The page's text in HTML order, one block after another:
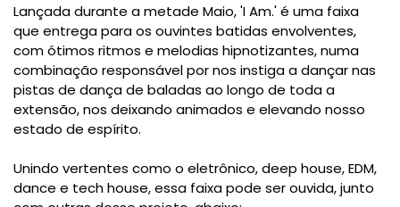
Lançada durante a metade Maio, 'I Am.' é uma faixa
que entrega para os ouvintes batidas envolventes,
com ótimos ritmos e melodias hipnotizantes, numa
combinação responsável por nos instiga a dançar nas
pistas de dança de baladas ao longo de toda a
extensão, nos deixando animados e elevando nosso
estado de espírito.
Unindo vertentes como o eletrônico, deep house, EDM,
dance e tech house, essa faixa pode ser ouvida, junto